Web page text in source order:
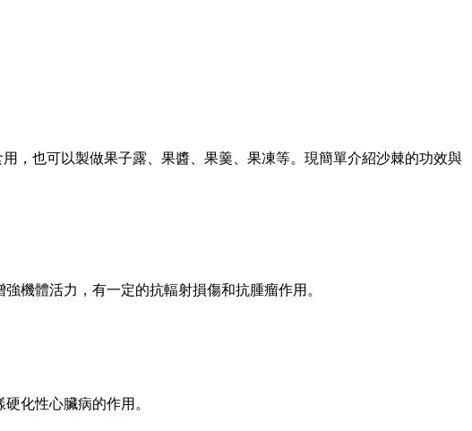
，也可以製做果子露、果醬、果羹、果凍等。現簡單介紹沙棘的功效與
機體活力，有一定的抗輻射損傷和抗腫瘤作用。
化性心臟病的作用。